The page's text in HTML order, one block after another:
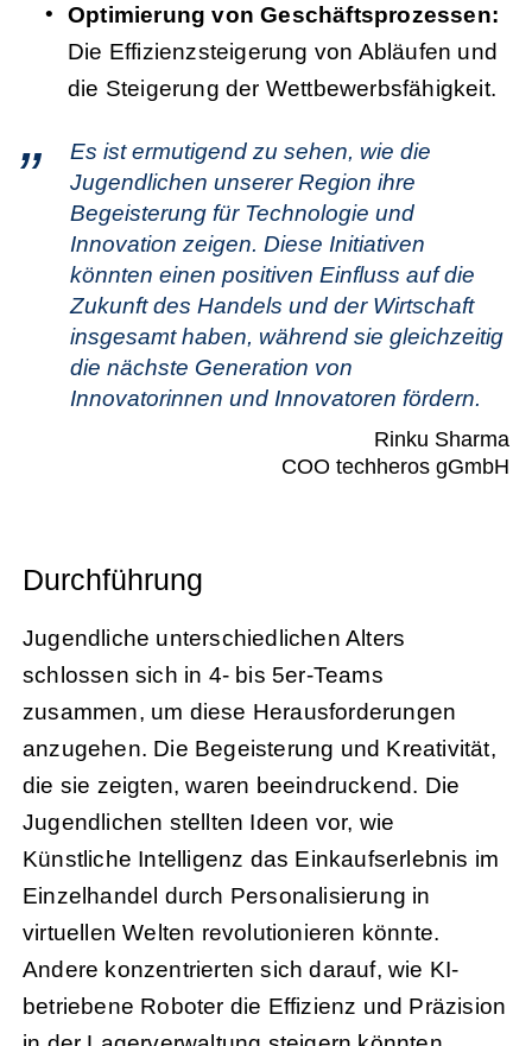
Optimierung von Geschäftsprozessen:
Die Effizienzsteigerung von Abläufen und
die Steigerung der Wettbewerbsfähigkeit.
Es ist ermutigend zu sehen, wie die
Jugendlichen unserer Region ihre
Begeisterung für Technologie und
Innovation zeigen. Diese Initiativen
könnten einen positiven Einfluss auf die
Zukunft des Handels und der Wirtschaft
insgesamt haben, während sie gleichzeitig
die nächste Generation von
Innovatorinnen und Innovatoren fördern.
Rinku Sharma
COO techheros gGmbH
Durchführung
Jugendliche unterschiedlichen Alters
schlossen sich in 4- bis 5er-Teams
zusammen, um diese Herausforderungen
anzugehen. Die Begeisterung und Kreativität,
die sie zeigten, waren beeindruckend. Die
Jugendlichen stellten Ideen vor, wie
Künstliche Intelligenz das Einkaufserlebnis im
Einzelhandel durch Personalisierung in
virtuellen Welten revolutionieren könnte.
Andere konzentrierten sich darauf, wie KI-
betriebene Roboter die Effizienz und Präzision